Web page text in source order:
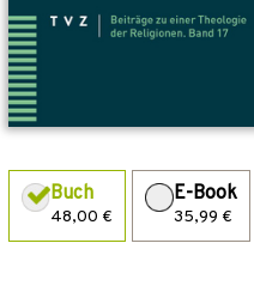
Buch
48,00 €
E-Book
35,99 €